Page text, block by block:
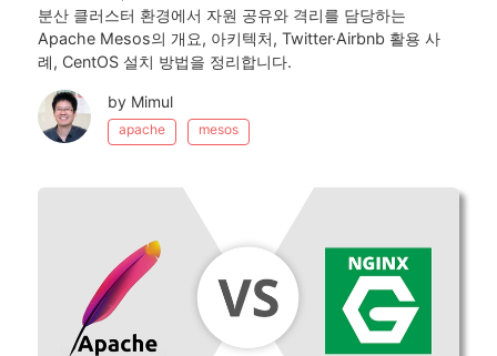
분산 클러스터 환경에서 자원 공유와 격리를 담당하는
Apache Mesos의 개요, 아키텍처, Twitter·Airbnb 활용 사
례, CentOS 설치 방법을 정리합니다.
by Mimul
apache mesos